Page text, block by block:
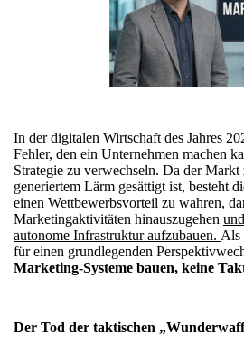
In der digitalen Wirtschaft des Jahres
Fehler, den ein Unternehmen machen
Strategie zu verwechseln. Da der
generiertem Lärm gesättigt ist, besteht
einen Wettbewerbsvorteil zu wahren,
Marketingaktivitäten hinauszugehen
autonome Infrastruktur aufzubauen. Als
für einen grundlegenden
Marketing-Systeme bauen, keine
Der Tod der taktischen